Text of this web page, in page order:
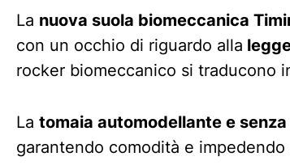
La nuova suola biomeccanica
con un occhio di riguardo alla
rocker biomeccanico si traducono
La tomaia automodellante e
garantendo comodità e